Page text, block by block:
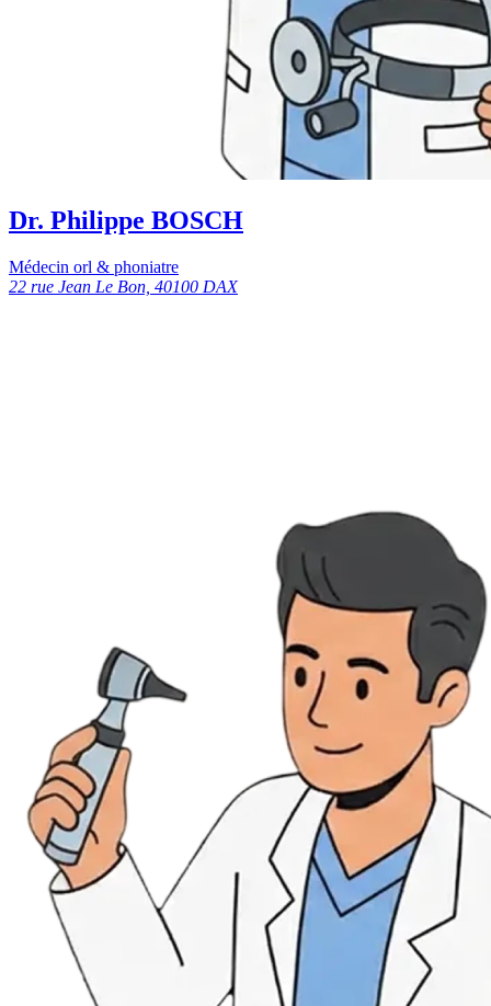
Dr. Philippe BOSCH
Médecin orl & phoniatre
22 rue Jean Le Bon, 40100 DAX